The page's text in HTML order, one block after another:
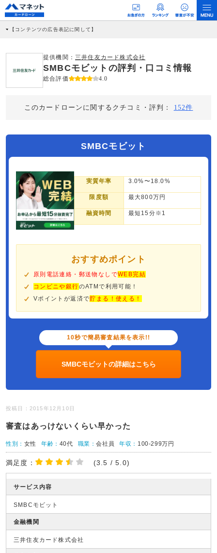
【コンテンツの広告表記に関して】
社に対して企業から紹介報酬が支払われるという収益モデルです。 ただし、特定の
商品を根拠なくPRするものではなく、当編集部の調査／ユーザーへの口コミ収集な
どに基づき、公平性を担保した情報提供を行っています。
提供機関： 三井住友カード株式会社
SMBCモビットの評判・口コミ情報
総合評価 4.0
このカードローンに関するクチコミ・評判： 152件
SMBCモビット
実質年率 3.0%〜18.0%
限度額 最大800万円
融資時間 最短15分※1
おすすめポイント
原則電話連絡・郵送物なしでWEB完結
コンビニや銀行のATMで利用可能！
Vポイントが返済で貯まる！使える！
10秒で簡易審査結果を表示!!
SMBCモビットの詳細はこちら
投稿日：2015年12月10日
審査はあっけないくらい早かった
性別： 女性 年齢： 40代 職業：会社員 年収： 100-299万円
満足度： (3.5 / 5.0)
サービス内容
SMBCモビット
金融機関
三井住友カード株式会社